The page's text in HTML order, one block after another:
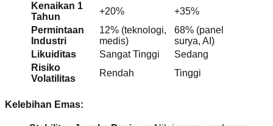
Kenaikan 1
Tahun
+20%
+35%
Permintaan
Industri
12% (teknologi,
medis)
68% (panel
surya, AI)
Likuiditas
Sangat Tinggi
Sedang
Risiko
Volatilitas
Rendah Tinggi
Kelebihan Emas: